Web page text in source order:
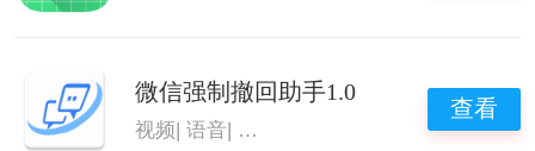
微信强制撤回助手1.0
视频 |语音 微信强制撤回助手 微信强制撤
查看